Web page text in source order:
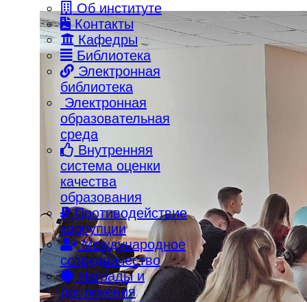
Об институте
Контакты
Кафедры
Библиотека
Электронная
библиотека
Электронная
образовательная
среда
Внутренняя
система оценки
качества
образования
Противодействие
коррупции
Международное
сотрудничество
Награды и
достижения